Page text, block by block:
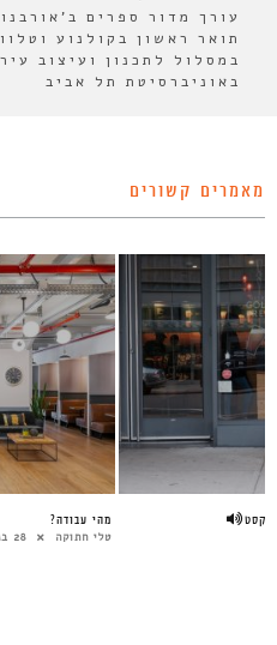
תואר ראשון בקולנוע
במסלול לתכנון ועיצוב
באוניברסיטת תל אביב
מאמרים קשורים
מהי עבודה?
טלי חתוקה 28 בנובמבר 2022